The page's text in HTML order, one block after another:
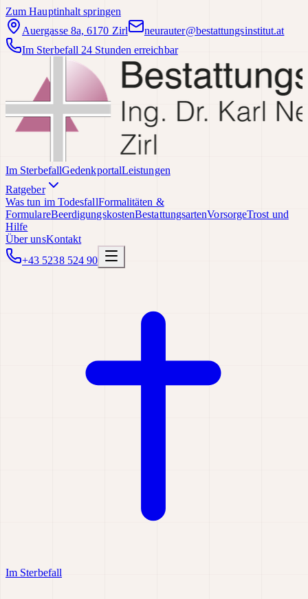
Zum Hauptinhalt springen
Auergasse 8a, 6170 Zirl
neurauter@bestattungsinstitut.at
Im Sterbefall 24 Stunden erreichbar
Im SterbefallGedenkportalLeistungen
Ratgeber
Was tun im TodesfallFormalitäten &
FormulareBeerdigungskostenBestattungsartenVorsorgeTrost und
Hilfe
Über unsKontakt
+43 5238 524 90
Im Sterbefall